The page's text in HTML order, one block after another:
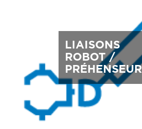
LIAISONS
ROBOT /
PRÉHENSEUR